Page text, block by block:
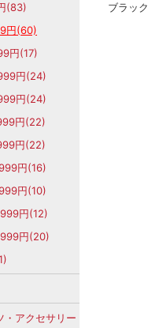
(83)
円(60)
円(17)
円(24)
円(24)
円(22)
円(22)
円(16)
円(10)
円(12)
円(20)
・アクセサリー
ブラック